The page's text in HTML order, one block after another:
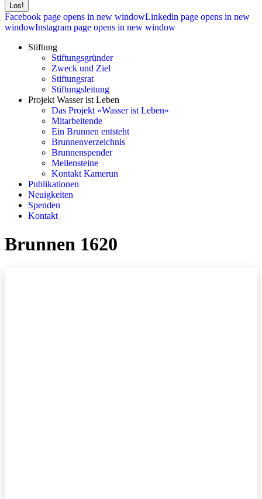
Facebook page opens in new windowLinkedin page opens in new
windowInstagram page opens in new window
Stiftung
Stiftungsgründer
Zweck und Ziel
Stiftungsrat
Stiftungsleitung
Projekt Wasser ist Leben
Das Projekt «Wasser ist Leben»
Mitarbeitende
Ein Brunnen entsteht
Brunnenverzeichnis
Brunnenspender
Meilensteine
Kontakt Kamerun
Publikationen
Neuigkeiten
Spenden
Kontakt
Brunnen 1620